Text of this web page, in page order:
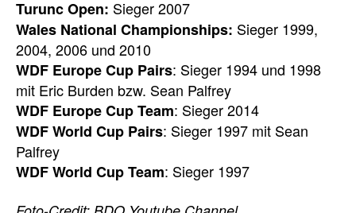
Turunc Open: Sieger 2007
Wales National Championships: Sieger 1999,
2004, 2006 und 2010
WDF Europe Cup Pairs: Sieger 1994 und 1998
mit Eric Burden bzw. Sean Palfrey
WDF Europe Cup Team: Sieger 2014
WDF World Cup Pairs: Sieger 1997 mit Sean
Palfrey
WDF World Cup Team: Sieger 1997